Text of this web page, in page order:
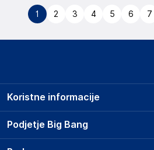
1 2 3 4 5 6 7
Podjetje Big Bang
O podjetju
Koristne informacije
Prodajna mesta